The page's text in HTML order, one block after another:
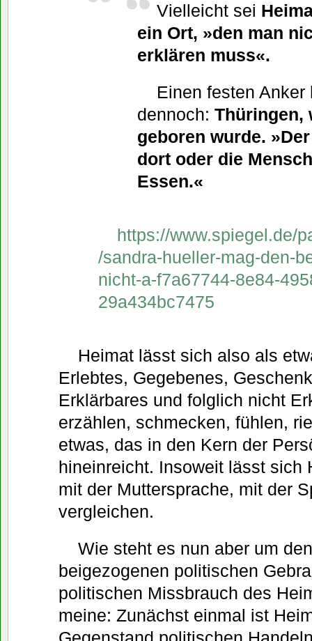
Vielleicht sei
ein Ort, »den man
erklären muss«.
Einen festen Anker
dennoch:Thüringen,
geboren wurde.
dort oder die
Essen.«
https://www.spiegel.de/
/sandra-hueller-mag-den-
nicht-a-f7a67744-8e84-
29a434bc7475
Heimat lässt sich also als
Erlebtes, Gegebenes,
Erklärbares und folglich nicht
erzählen, schmecken, fühlen,
etwas, das in den Kern der
hineinreicht. Insoweit lässt sich
mit der Muttersprache, mit der
vergleichen.
Wie steht es nun aber um
beigezogenen politischen
politischen Missbrauch des
meine: Zunächst einmal ist